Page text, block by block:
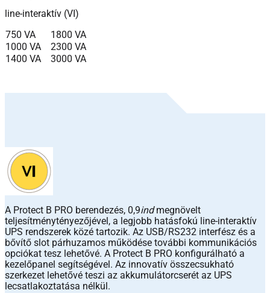
line-interaktív (VI)
750 VA
1800 VA
1000 VA
2300 VA
1400 VA
3000 VA
A Protect B PRO berendezés, 0,9indmegnövelt
teljesítménytényezőjével, a legjobb hatásfokú line-interaktív
UPS rendszerek közé tartozik. Az USB/RS232 interfész és a
bővítő slot párhuzamos működése további kommunikációs
opciókat tesz lehetővé. A Protect B PRO konfigurálható a
kezelőpanel segítségével. Az innovatív összecsukható
szerkezet lehetővé teszi az akkumulátorcserét az UPS
lecsatlakoztatása nélkül.